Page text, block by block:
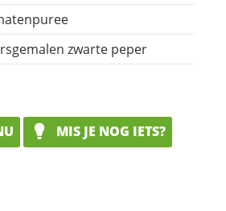
zwarte peper
MIS JE NOG IETS?